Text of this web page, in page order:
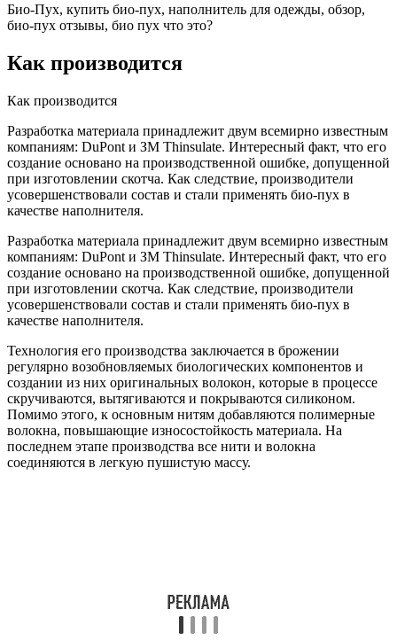
Био-Пух, купить био-пух, наполнитель для одежды, обзор,
био-пух отзывы, био пух что это?
Как производится
Как производится
Разработка материала принадлежит двум всемирно известным
компаниям: DuPont и ЗМ Thinsulate. Интересный факт, что его
создание основано на производственной ошибке, допущенной
при изготовлении скотча. Как следствие, производители
усовершенствовали состав и стали применять био-пух в
качестве наполнителя.
Разработка материала принадлежит двум всемирно известным
компаниям: DuPont и ЗМ Thinsulate. Интересный факт, что его
создание основано на производственной ошибке, допущенной
при изготовлении скотча. Как следствие, производители
усовершенствовали состав и стали применять био-пух в
качестве наполнителя.
Технология его производства заключается в брожении
регулярно возобновляемых биологических компонентов и
создании из них оригинальных волокон, которые в процессе
скручиваются, вытягиваются и покрываются силиконом.
Помимо этого, к основным нитям добавляются полимерные
волокна, повышающие износостойкость материала. На
последнем этапе производства все нити и волокна
соединяются в легкую пушистую массу.